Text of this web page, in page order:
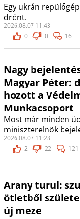
Egy ukrán
drónt.
2026.08.07 11:43
0
0 16
Nagy
Magyar Péter:
hozott a
Munkacsoport
Most már minden
miniszterelnök
2026.08.07 11:28
2
22 121
Arany turul:
ötletből
új meze